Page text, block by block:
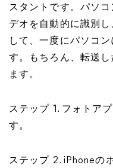
スタントです。パソ
デオを自動的に識別
して、一度にパソコ
す。もちろん、転送
ます。
ステップ 1. フォトア
す。
ステップ 2. iPhoneの